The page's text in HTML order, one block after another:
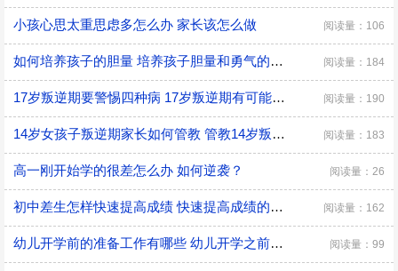
小孩心思太重思虑多怎么办 家长该怎么做 阅读量：106
如何培养孩子的胆量 培养孩子胆量和勇气的方法 阅读量：184
17岁叛逆期要警惕四种病 17岁叛逆期有可能会得什么病 阅读量：190
14岁女孩子叛逆期家长如何管教 管教14岁叛逆期女孩子的方法 阅读量：183
高一刚开始学的很差怎么办 如何逆袭？ 阅读量：26
初中差生怎样快速提高成绩 快速提高成绩的方法介绍 阅读量：162
幼儿开学前的准备工作有哪些 幼儿开学之前具体的准备工作 阅读量：99